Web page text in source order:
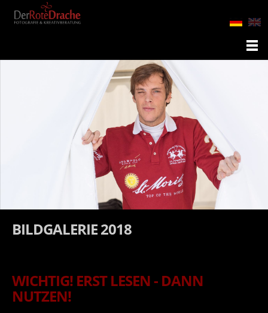
BILDGALERIE 2018
WICHTIG! ERST LESEN - DANN
NUTZEN!